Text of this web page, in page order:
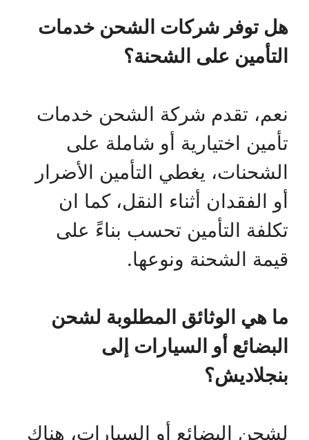
هل توفر شركات الشحن خدمات
التأمين على الشحنة؟
نعم، تقدم شركة الشحن خدمات
تأمين اختيارية أو شاملة على
الشحنات، يغطي التأمين الأضرار
أو الفقدان أثناء النقل، كما ان
تكلفة التأمين تحسب بناءً على
قيمة الشحنة ونوعها.
ما هي الوثائق المطلوبة لشحن
البضائع أو السيارات إلى
بنجلاديش؟
لشحن البضائع أو السيارات، هناك